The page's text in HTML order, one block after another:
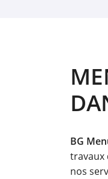
Code Captcha
En cochant cette
l'adresse email
le
BG
travaux
nos